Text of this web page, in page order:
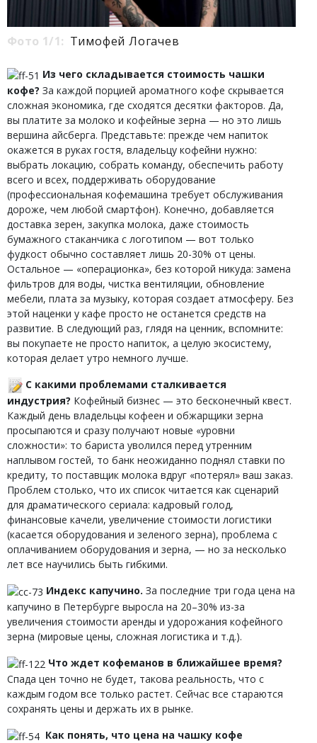
Фото 1/1: Тимофей Логачев
Из чего складывается стоимость чашки
кофе? За каждой порцией ароматного кофе скрывается
сложная экономика, где сходятся десятки факторов. Да,
вы платите за молоко и кофейные зерна — но это лишь
вершина айсберга. Представьте: прежде чем напиток
окажется в руках гостя, владельцу кофейни нужно:
выбрать локацию, собрать команду, обеспечить работу
всего и всех, поддерживать оборудование
(профессиональная кофемашина требует обслуживания
дороже, чем любой смартфон). Конечно, добавляется
доставка зерен, закупка молока, даже стоимость
бумажного стаканчика с логотипом — вот только
фудкост обычно составляет лишь 20-30% от цены.
Остальное — «операционка», без которой никуда: замена
фильтров для воды, чистка вентиляции, обновление
мебели, плата за музыку, которая создает атмосферу. Без
этой наценки у кафе просто не останется средств на
развитие. В следующий раз, глядя на ценник, вспомните:
вы покупаете не просто напиток, а целую экосистему,
которая делает утро немного лучше.
С какими проблемами сталкивается
индустрия? Кофейный бизнес — это бесконечный квест.
Каждый день владельцы кофеен и обжарщики зерна
просыпаются и сразу получают новые «уровни
сложности»: то бариста уволился перед утренним
наплывом гостей, то банк неожиданно поднял ставки по
кредиту, то поставщик молока вдруг «потерял» ваш заказ.
Проблем столько, что их список читается как сценарий
для драматического сериала: кадровый голод,
финансовые качели, увеличение стоимости логистики
(касается оборудования и зеленого зерна), проблема с
оплачиванием оборудования и зерна, — но за несколько
лет все научились быть гибкими.
Индекс капучино. За последние три года цена на
капучино в Петербурге выросла на 20–30% из-за
увеличения стоимости аренды и удорожания кофейного
зерна (мировые цены, сложная логистика и т.д.).
Что ждет кофеманов в ближайшее время?
Спада цен точно не будет, такова реальность, что с
каждым годом все только растет. Сейчас все стараются
сохранять цены и держать их в рынке.
Как понять, что цена на чашку кофе